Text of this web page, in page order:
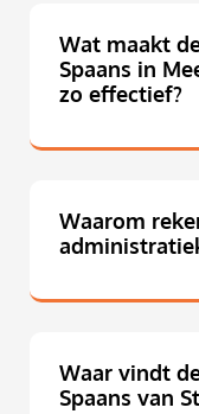
Wat maakt
Spaans in
zo effectief?
Waarom
Waar vindt
Spaans van